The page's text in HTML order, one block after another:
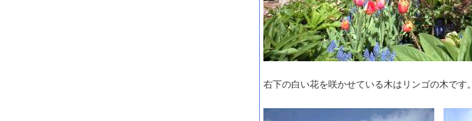
右下の白い花を咲かせている木はリンゴの木です。